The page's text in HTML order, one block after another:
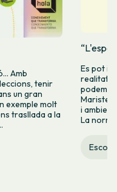
Amb
tenir
un gran
exemple molt
trasllada a la
Es pot
realitat
podem
i
La
Escola